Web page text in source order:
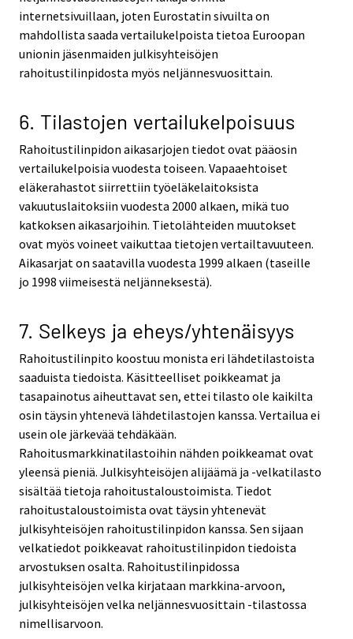
internetsivuillaan, joten Eurostatin sivuilta on
mahdollista saada vertailukelpoista tietoa Euroopan
unionin jäsenmaiden julkisyhteisöjen
rahoitustilinpidosta myös neljännesvuosittain.
6. Tilastojen vertailukelpoisuus
Rahoitustilinpidon aikasarjojen tiedot ovat pääosin
vertailukelpoisia vuodesta toiseen. Vapaaehtoiset
eläkerahastot siirrettiin työeläkelaitoksista
vakuutuslaitoksiin vuodesta 2000 alkaen, mikä tuo
katkoksen aikasarjoihin. Tietolähteiden muutokset
ovat myös voineet vaikuttaa tietojen vertailtavuuteen.
Aikasarjat on saatavilla vuodesta 1999 alkaen (taseille
jo 1998 viimeisestä neljänneksestä).
7. Selkeys ja eheys/yhtenäisyys
Rahoitustilinpito koostuu monista eri lähdetilastoista
saaduista tiedoista. Käsitteelliset poikkeamat ja
tasapainotus aiheuttavat sen, ettei tilasto ole kaikilta
osin täysin yhtenevä lähdetilastojen kanssa. Vertailua ei
usein ole järkevää tehdäkään.
Rahoitusmarkkinatilastoihin nähden poikkeamat ovat
yleensä pieniä. Julkisyhteisöjen alijäämä ja -velkatilasto
sisältää tietoja rahoitustaloustoimista. Tiedot
rahoitustaloustoimista ovat täysin yhtenevät
julkisyhteisöjen rahoitustilinpidon kanssa. Sen sijaan
velkatiedot poikkeavat rahoitustilinpidon tiedoista
arvostuksen osalta. Rahoitustilinpidossa
julkisyhteisöjen velka kirjataan markkina-arvoon,
julkisyhteisöjen velka neljännesvuosittain -tilastossa
nimellisarvoon.